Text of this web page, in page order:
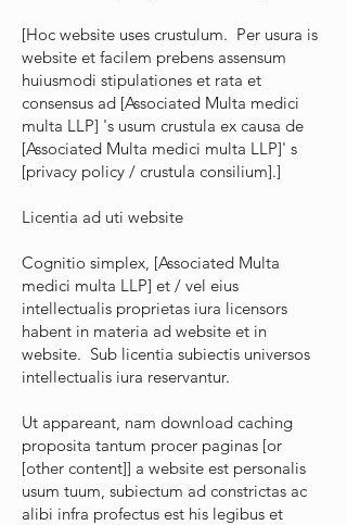
[Hoc website uses crustulum. Per usura is
website et facilem prebens assensum
huiusmodi stipulationes et rata et
consensus ad [Associated Multa medici
multa LLP] 's usum crustula ex causa de
[Associated Multa medici multa LLP]' s
[privacy policy / crustula consilium].]
Licentia ad uti website
Cognitio simplex, [Associated Multa
medici multa LLP] et / vel eius
intellectualis proprietas iura licensors
habent in materia ad website et in
website. Sub licentia subiectis universos
intellectualis iura reservantur.
Ut appareant, nam download caching
proposita tantum procer paginas [or
[other content]] a website est personalis
usum tuum, subiectum ad constrictas ac
alibi infra profectus est his legibus et